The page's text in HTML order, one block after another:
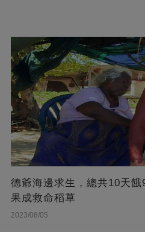
德爺海邊求生，總共10天
果成救命稻草
2023/08/05